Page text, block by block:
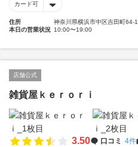
カード可
住所
神奈川県横浜市中区吉田町64-1
本日の営業状況 10:00〜19:00
店舗公式
雑貨屋ｋｅｒｏｒｉ
3.50 口コミ 4件